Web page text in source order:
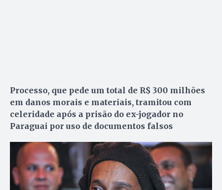
Processo, que pede um total de R$ 300 milhões
em danos morais e materiais, tramitou com
celeridade após a prisão do ex-jogador no
Paraguai por uso de documentos falsos